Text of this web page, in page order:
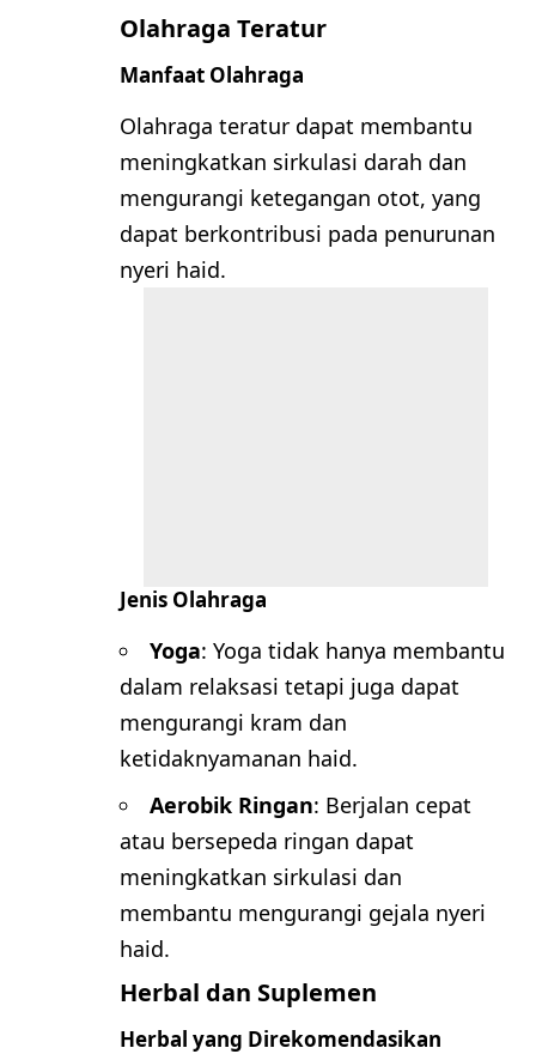
Olahraga Teratur
Manfaat Olahraga
Olahraga teratur dapat membantu
meningkatkan sirkulasi darah dan
mengurangi ketegangan otot, yang
dapat berkontribusi pada penurunan
nyeri haid.
Jenis Olahraga
Yoga: Yoga tidak hanya membantu
dalam relaksasi tetapi juga dapat
mengurangi kram dan
ketidaknyamanan haid.
Aerobik Ringan: Berjalan cepat
atau bersepeda ringan dapat
meningkatkan sirkulasi dan
membantu mengurangi gejala nyeri
haid.
Herbal dan Suplemen
Herbal yang Direkomendasikan